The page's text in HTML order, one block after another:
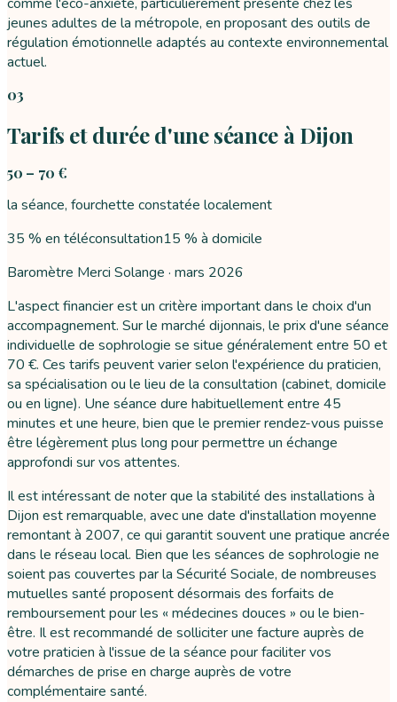
jeunes adultes de la métropole, en proposant des outils de
régulation émotionnelle adaptés au contexte environnemental
actuel.
03
Tarifs et durée d'une séance à Dijon
50 – 70 €
la séance, fourchette constatée localement
35 % en téléconsultation15 % à domicile
Baromètre Merci Solange · mars 2026
L'aspect financier est un critère important dans le choix d'un
accompagnement. Sur le marché dijonnais, le prix d'une séance
individuelle de sophrologie se situe généralement entre 50 et
70 €. Ces tarifs peuvent varier selon l'expérience du praticien,
sa spécialisation ou le lieu de la consultation (cabinet, domicile
ou en ligne). Une séance dure habituellement entre 45
minutes et une heure, bien que le premier rendez-vous puisse
être légèrement plus long pour permettre un échange
approfondi sur vos attentes.
Il est intéressant de noter que la stabilité des installations à
Dijon est remarquable, avec une date d'installation moyenne
remontant à 2007, ce qui garantit souvent une pratique ancrée
dans le réseau local. Bien que les séances de sophrologie ne
soient pas couvertes par la Sécurité Sociale, de nombreuses
mutuelles santé proposent désormais des forfaits de
remboursement pour les « médecines douces » ou le bien-
être. Il est recommandé de solliciter une facture auprès de
votre praticien à l'issue de la séance pour faciliter vos
démarches de prise en charge auprès de votre
complémentaire santé.